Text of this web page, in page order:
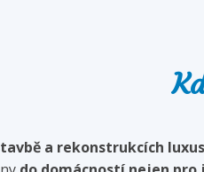
a rekonstrukcích